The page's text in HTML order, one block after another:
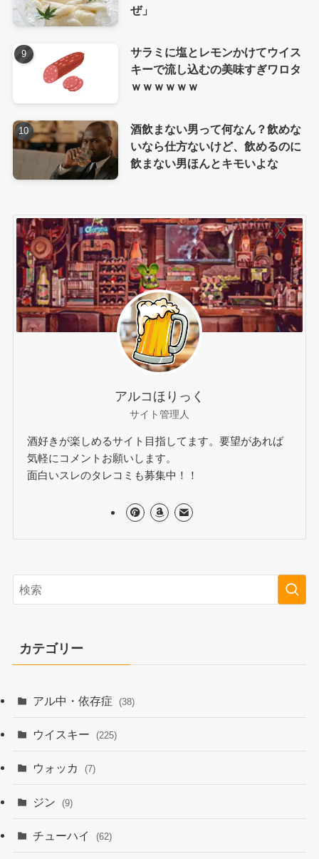
ぜ」
サラミに塩とレモンかけてウイス
キーで流し込むの美味すぎワロタ
ｗｗｗｗｗｗ
酒飲まない男って何なん？飲めな
いなら仕方ないけど、飲めるのに
飲まない男ほんとキモいよな
アルコほりっく
サイト管理人
酒好きが楽しめるサイト目指してます。要望があれば
気軽にコメントお願いします。
面白いスレのタレコミも募集中！！
カテゴリー
アル中・依存症 (38)
ウイスキー (225)
ウォッカ (7)
ジン (9)
チューハイ (62)